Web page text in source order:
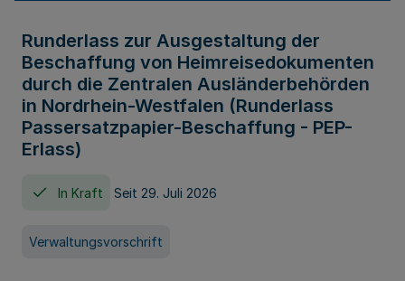
Runderlass zur Ausgestaltung der
Beschaffung von Heimreisedokumenten
durch die Zentralen Ausländerbehörden
in Nordrhein-Westfalen (Runderlass
Passersatzpapier-Beschaffung - PEP-
Erlass)
In Kraft Seit 29. Juli 2026
Verwaltungsvorschrift